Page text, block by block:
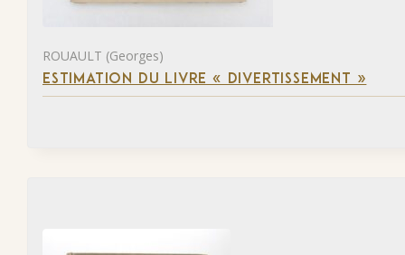
ROUAULT (Georges)
ESTIMATION DU LIVRE « DIVERTISSEMENT »